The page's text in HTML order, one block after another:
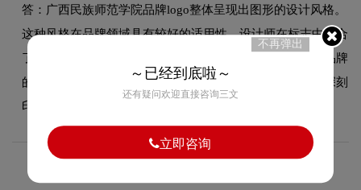
答：广西民族师范学院品牌logo整体呈现出图形的设计风格。
这种风格在品牌领域具有较好的适用性，设计师在标志中融合
了图形的核心手法，既符合行业的一般审美特征，又突出品牌
的独特个性，能够在众多竞品中脱颖而出，给消费者留下深刻
印象。
不再弹出
～已经到底啦～
还有疑问欢迎直接咨询三文
立即咨询